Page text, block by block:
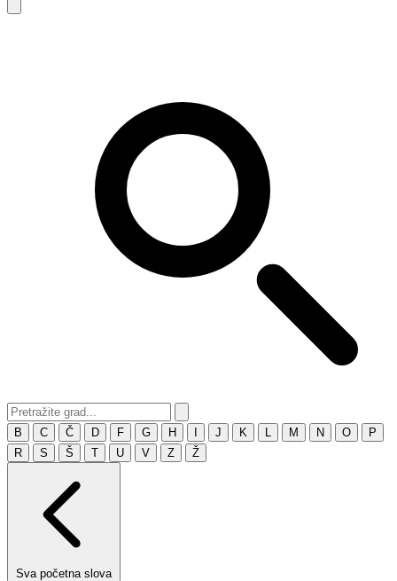
B C Č D F G H J K M N O
P
R
S Š T U V Z Ž
Sva početna slova